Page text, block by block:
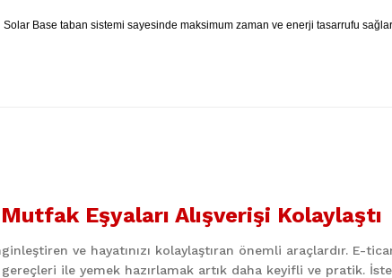
Base taban sistemi sayesinde maksimum zaman ve enerji tasarrufu
Yorum Yaz
Mutfak Eşyaları Alışverişi Kolaylaştı
ve hayatınızı kolaylaştıran önemli araçlardır. E-
ile yemek hazırlamak artık daha keyifli ve pratik.